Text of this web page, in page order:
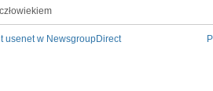
usenet w NewsgroupDirect